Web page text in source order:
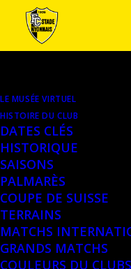
LE MUSÉE VIRTUEL
HISTOIRE DU CLUB
DATES CLÉS
HISTORIQUE
SAISONS
PALMARÈS
COUPE DE SUISSE
TERRAINS
MATCHS
GRANDS MATCHS
COULEURS DU CLUBS
PIN’S,
Pin’s avec
Stadistes ».
Château de Nyon,